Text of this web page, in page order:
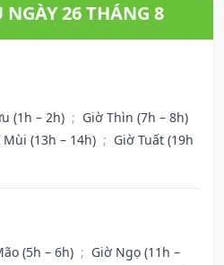
NGÀY 26 THÁNG 8
(1h – 2h) ; Giờ Thìn (7h – 8h)
Mùi (13h – 14h) ; Giờ Tuất (19h
(5h – 6h) ; Giờ Ngọ (11h –